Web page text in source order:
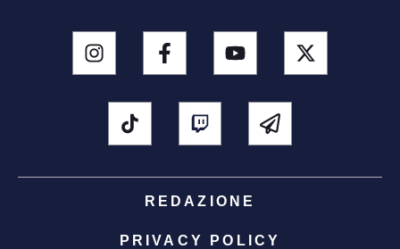
REDAZIONE
PRIVACY POLICY